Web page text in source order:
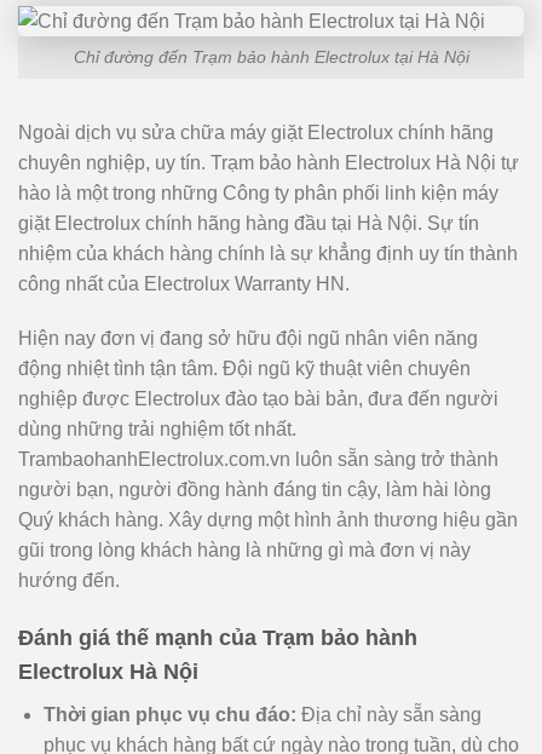
Chỉ đường đến Trạm bảo hành Electrolux tại Hà Nội
Ngoài dịch vụ sửa chữa máy giặt Electrolux chính hãng
chuyên nghiệp, uy tín. Trạm bảo hành Electrolux Hà Nội tự
hào là một trong những Công ty phân phối linh kiện máy
giặt Electrolux chính hãng hàng đầu tại Hà Nội. Sự tín
nhiệm của khách hàng chính là sự khẳng định uy tín thành
công nhất của Electrolux Warranty HN.
Hiện nay đơn vị đang sở hữu đội ngũ nhân viên năng
động nhiệt tình tận tâm. Đội ngũ kỹ thuật viên chuyên
nghiệp được Electrolux đào tạo bài bản, đưa đến người
dùng những trải nghiệm tốt nhất.
TrambaohanhElectrolux.com.vn luôn sẵn sàng trở thành
người bạn, người đồng hành đáng tin cậy, làm hài lòng
Quý khách hàng. Xây dựng một hình ảnh thương hiệu gần
gũi trong lòng khách hàng là những gì mà đơn vị này
hướng đến.
Đánh giá thế mạnh của Trạm bảo hành
Electrolux Hà Nội
Thời gian phục vụ chu đáo: Địa chỉ này sẵn sàng
phục vụ khách hàng bất cứ ngày nào trong tuần, dù cho